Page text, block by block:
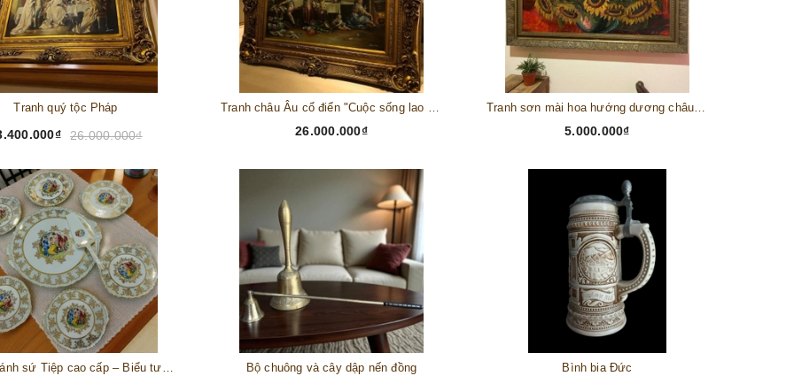
Tranh quý tộc Pháp
26.000.000₫ 26.000.000₫ 5.000.000₫
Bộ chuông và cây dập nến đồng Bình bia Đức